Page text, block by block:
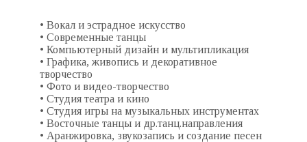
• Вокал и эстрадное искусство
• Современные танцы
• Компьютерный дизайн и мультипликация
• Графика, живопись и декоративное
творчество
• Фото и видео-творчество
• Студия театра и кино
• Студия игры на музыкальных инструментах
• Восточные танцы и др.танц.направления
• Аранжировка, звукозапись и создание песен